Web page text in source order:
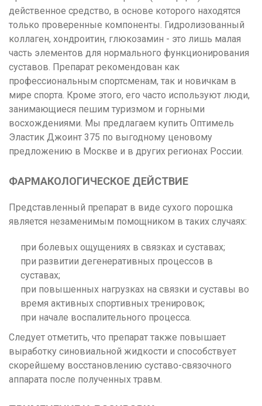
действенное средство, в основе которого находятся
только проверенные компоненты. Гидролизованный
коллаген, хондроитин, глюкозамин - это лишь малая
часть элементов для нормального функционирования
суставов. Препарат рекомендован как
профессиональным спортсменам, так и новичкам в
мире спорта. Кроме этого, его часто используют люди,
занимающиеся пешим туризмом и горными
восхождениями. Мы предлагаем купить Оптимель
Эластик Джоинт 375 по выгодному ценовому
предложению в Москве и в других регионах России.
ФАРМАКОЛОГИЧЕСКОЕ ДЕЙСТВИЕ
Представленный препарат в виде сухого порошка
является незаменимым помощником в таких случаях:
при болевых ощущениях в связках и суставах;
при развитии дегенеративных процессов в
суставах;
при повышенных нагрузках на связки и суставы во
время активных спортивных тренировок;
при начале воспалительного процесса.
Следует отметить, что препарат также повышает
выработку синовиальной жидкости и способствует
скорейшему восстановлению суставо-связочного
аппарата после полученных травм.